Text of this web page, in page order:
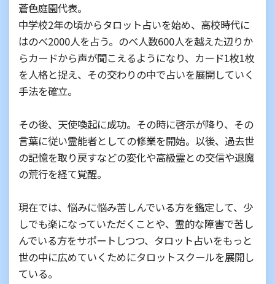
蒼色庭園代表。
中学校2年の頃からタロット占いを始め、高校時代に
はのべ2000人を占う。のべ人数600人を越えた辺りか
らカードから声が聞こえるようになり、カード1枚1枚
を人格と捉え、その交わりの中で占いを展開していく
手法を確立。
その後、天使喚起に成功。その時に啓示が降り、その
言葉に従い霊能者としての修業を開始。以後、過去世
の記憶を取り戻すなどの変化や高級霊との交信や退魔
の荒行を経て覚醒。
現在では、悩みに悩み苦しんでいる方を鑑定して、少
しでも楽になっていただくことや、霊的な障害で苦し
んでいる方をサポートしつつ、タロット占いをもっと
世の中に広めていくためにタロットスクールを展開し
ている。